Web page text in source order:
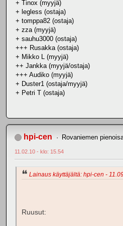
+ Tinox (myyjä)
+ legless (ostaja)
+ tomppa82 (ostaja)
+ zza (myyjä)
+ sauhu3000 (ostaja)
+++ Rusakka (ostaja)
+ Mikko L (myyjä)
++ Jankka (myyjä/ostaja)
+++ Audiko (myyjä)
+ Duster1 (ostaja/myyjä)
+ Petri T (ostaja)
hpi-cen Rovaniemen
11.02.10 - klo: 15.54
Lainaus käyttäjältä: hpi-cen -
Ruusut: